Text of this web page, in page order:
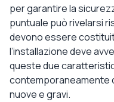
per garantire la
puntuale può rivelarsi
devono essere
l’installazione deve
queste due
contemporaneamente
nuove e gravi.